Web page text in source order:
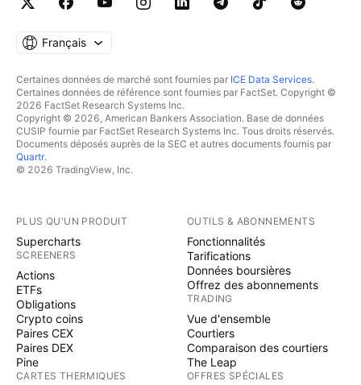
Français
Certaines données de marché sont fournies par ICE Data Services.
Certaines données de référence sont fournies par FactSet. Copyright ©
2026 FactSet Research Systems Inc.
Copyright © 2026, American Bankers Association. Base de données
CUSIP fournie par FactSet Research Systems Inc. Tous droits réservés.
Documents déposés auprès de la SEC et autres documents fournis par
Quartr.
© 2026 TradingView, Inc.
PLUS QU'UN PRODUIT
Supercharts
SCREENERS
Actions
ETFs
Obligations
Crypto coins
Paires CEX
Paires DEX
Pine
CARTES THERMIQUES
OUTILS & ABONNEMENTS
Fonctionnalités
Tarifications
Données boursières
Offrez des abonnements
TRADING
Vue d'ensemble
Courtiers
Comparaison des courtiers
The Leap
OFFRES SPÉCIALES